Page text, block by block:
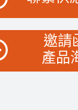
邀請
產品